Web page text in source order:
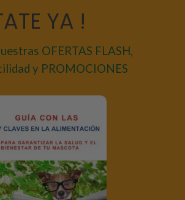
YA !
OFERTAS FLASH,
y PROMOCIONES